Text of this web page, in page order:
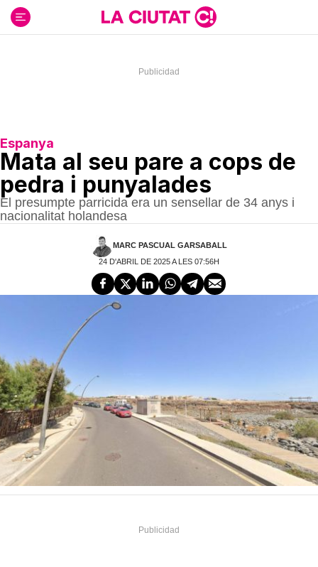
contenido
Espanya
Mata al seu pare a cops de
pedra i punyalades
El presumpte parricida era un sensellar de 34 anys i
nacionalitat holandesa
MARC PASCUAL GARSABALL
24 D'ABRIL DE 2025 A LES 07:56H